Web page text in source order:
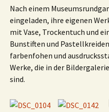
Nach einem
eingeladen, ihre eigenen
mit Vase, Trockentuch und
Bunstiften und
farbenfohen und
Werke, die in der
sind.